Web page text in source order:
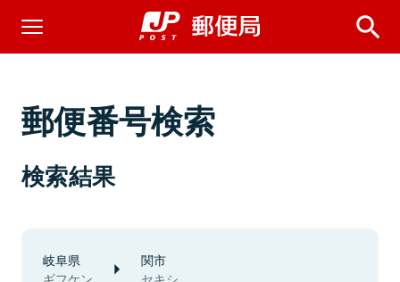
郵便番号検索
検索結果
岐阜県
ギフケン
関市
セキシ